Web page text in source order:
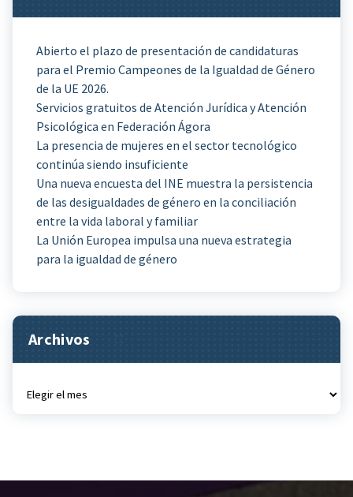
Abierto el plazo de presentación de candidaturas
para el Premio Campeones de la Igualdad de Género
de la UE 2026.
Servicios gratuitos de Atención Jurídica y Atención
Psicológica en Federación Ágora
La presencia de mujeres en el sector tecnológico
continúa siendo insuficiente
Una nueva encuesta del INE muestra la persistencia
de las desigualdades de género en la conciliación
entre la vida laboral y familiar
La Unión Europea impulsa una nueva estrategia
para la igualdad de género
Archivos